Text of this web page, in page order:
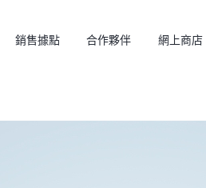
銷售據點 合作夥伴 網上商店